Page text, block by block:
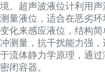
境。超声波液位计利用
测量液位，适合在恶劣
变化来感应液位，结构
冲测量，抗干扰能力强
于流体静力学原理，通
密闭容器。